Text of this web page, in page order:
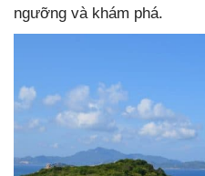
ngưỡng và khám phá.